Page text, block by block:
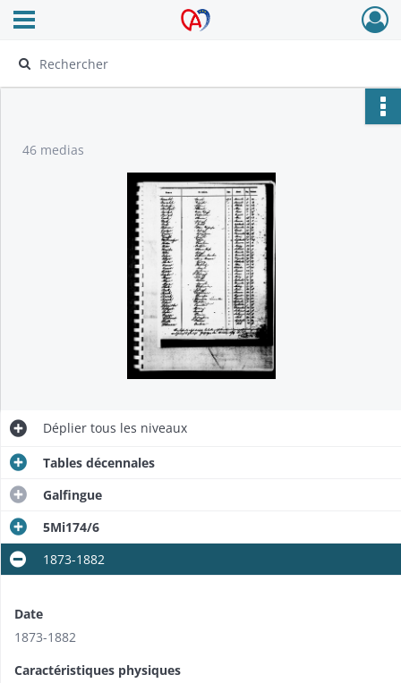
Archives Alsace - Colmar
Ouvrir le menu déroulant
46 medias
Déplier tous les niveaux
Tables décennales
Galfingue
5Mi174/6
1873-1882
Date
1873-1882
Caractéristiques physiques